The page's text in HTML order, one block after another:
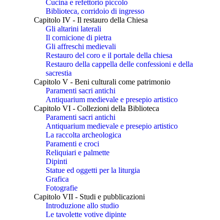
Cucina e refettorio piccolo
Biblioteca, corridoio di ingresso
Capitolo IV - Il restauro della Chiesa
Gli altarini laterali
Il cornicione di pietra
Gli affreschi medievali
Restauro del coro e il portale della chiesa
Restauro della cappella delle confessioni e della
sacrestia
Capitolo V - Beni culturali come patrimonio
Paramenti sacri antichi
Antiquarium medievale e presepio artistico
Capitolo VI - Collezioni della Biblioteca
Paramenti sacri antichi
Antiquarium medievale e presepio artistico
La raccolta archeologica
Paramenti e croci
Reliquiari e palmette
Dipinti
Statue ed oggetti per la liturgia
Grafica
Fotografie
Capitolo VII - Studi e pubblicazioni
Introduzione allo studio
Le tavolette votive dipinte